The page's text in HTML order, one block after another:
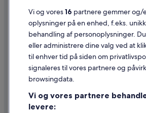
Juridiske oplysninger/Kontakt os
Retningslinjer for indhold og indberetning af
Hjælp
Kontakt os
Ændr eller afbestil din reservation
Forløb og behandlingstider for refusion
Vi og vores16 partnere gemmer og/
oplysninger på en enhed, f.eks.
behandling af personoplysninger.
eller administrere dine valg ved at
til enhver tid på siden om
signaleres til vores partnere og
browsingdata.
Vi og vores partnere
levere: